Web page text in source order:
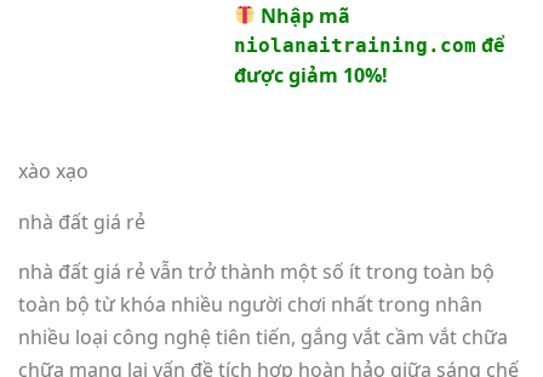
Nhập mã
niolanaitraining.com để
được giảm 10%!
xào xạo
nhà đất giá rẻ
nhà đất giá rẻ vẫn trở thành một số ít trong toàn bộ
toàn bộ từ khóa nhiều người chơi nhất trong nhân
nhiều loại công nghệ tiên tiến, gắng vắt cầm vắt chữa
chữa mang lại vấn đề tích hợp hoàn hảo giữa sáng chế